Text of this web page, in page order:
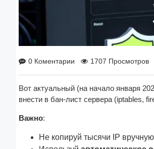
0 Коментарии 1707 Просмотров
Вот актуальный (на начало января
внести в бан-лист сервера (iptables,
Важно:
Не копируй тысячи IP